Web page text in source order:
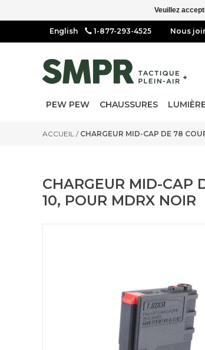
1-877-293-4525 Nous
PEW PEW CHAUSSURES
ACCUEIL / CHARGEUR MID-CAP DE 78
CHARGEUR MID-CAP
10, POUR MDRX NOIR
Veuillez